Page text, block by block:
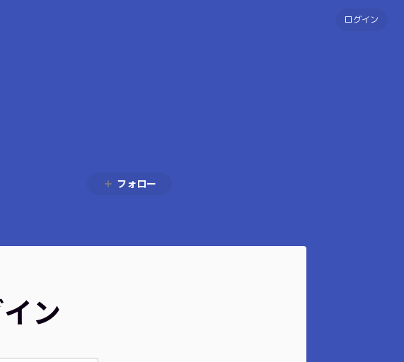
ログイン
フォロー
ン